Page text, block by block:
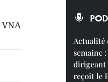
Actualité
semaine
dirigeant
reçoit le